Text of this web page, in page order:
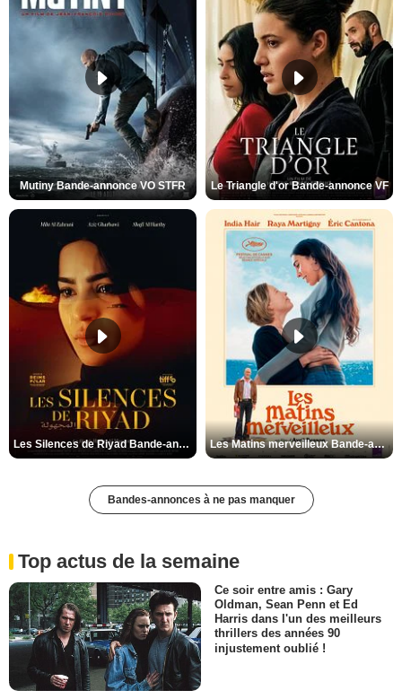
Mutiny Bande-annonce VO STFR Le Triangle d'or Bande-annonce VF
Les Silences de Riyad Bande-annonce VO STFR Les Matins merveilleux Bande-annonce VF
Bandes-annonces à ne pas manquer
Top actus de la semaine
Ce soir entre amis : Gary
Oldman, Sean Penn et Ed
Harris dans l'un des meilleurs
thrillers des années 90
injustement oublié !